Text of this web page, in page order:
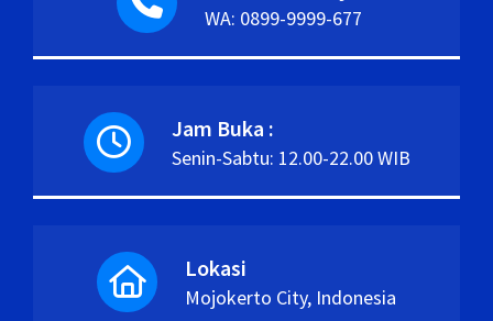
WA: 0899-9999-677
Jam Buka :
Senin-Sabtu: 12.00-22.00 WIB
Lokasi
Mojokerto City, Indonesia